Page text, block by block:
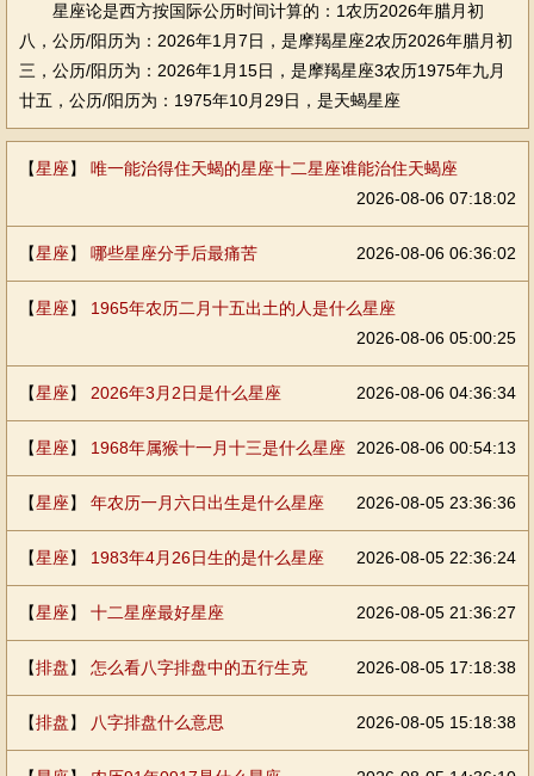
星座论是西方按国际公历时间计算的：1农历2026年腊月初
八，公历/阳历为：2026年1月7日，是摩羯星座2农历2026年腊月初
三，公历/阳历为：2026年1月15日，是摩羯星座3农历1975年九月
廿五，公历/阳历为：1975年10月29日，是天蝎星座
【星座】 唯一能治得住天蝎的星座十二星座谁能治住天蝎座
2026-08-06 07:18:02
【星座】 哪些星座分手后最痛苦 2026-08-06 06:36:02
【星座】 1965年农历二月十五出土的人是什么星座
2026-08-06 05:00:25
【星座】 2026年3月2日是什么星座 2026-08-06 04:36:34
【星座】 1968年属猴十一月十三是什么星座 2026-08-06 00:54:13
【星座】 年农历一月六日出生是什么星座 2026-08-05 23:36:36
【星座】 1983年4月26日生的是什么星座 2026-08-05 22:36:24
【星座】 十二星座最好星座 2026-08-05 21:36:27
【排盘】 怎么看八字排盘中的五行生克 2026-08-05 17:18:38
【排盘】 八字排盘什么意思 2026-08-05 15:18:38